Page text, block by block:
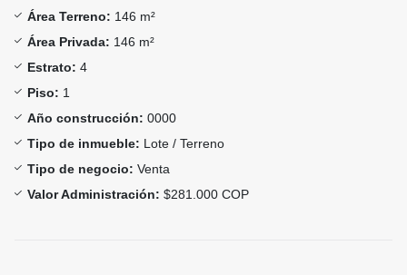
Área Terreno: 146 m²
Área Privada: 146 m²
Estrato: 4
Piso: 1
Año construcción: 0000
Tipo de inmueble: Lote / Terreno
Tipo de negocio: Venta
Valor Administración: $281.000 COP